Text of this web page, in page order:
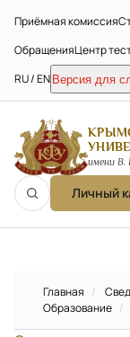
Приёмная комиссия
ОбращенияЦентр
RU / EN Версия для
имени В.
Личный
Главная /
Образование /